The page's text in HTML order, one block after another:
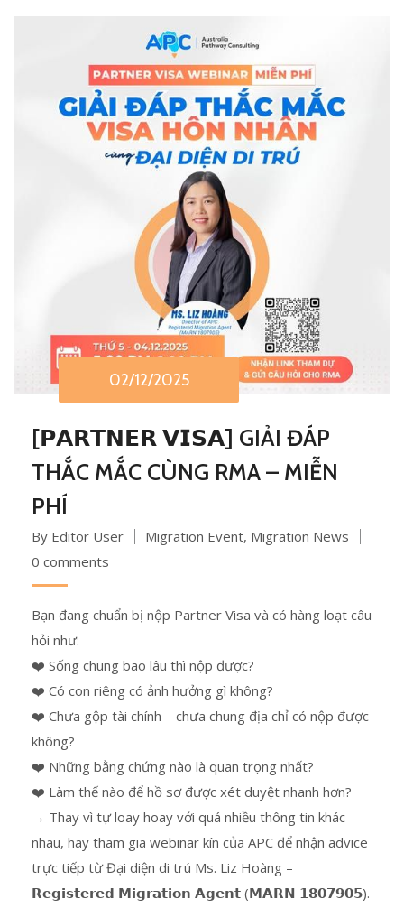
02/12/2025
[𝗣𝗔𝗥𝗧𝗡𝗘𝗥 𝗩𝗜𝗦𝗔] GIẢI ĐÁP
THẮC MẮC CÙNG RMA – MIỄN
PHÍ
By Editor User Migration Event, Migration News
0 comments
Bạn đang chuẩn bị nộp Partner Visa và có hàng loạt câu
hỏi như:
❤️ Sống chung bao lâu thì nộp được?
❤️ Có con riêng có ảnh hưởng gì không?
❤️ Chưa gộp tài chính – chưa chung địa chỉ có nộp được
không?
❤️ Những bằng chứng nào là quan trọng nhất?
❤️ Làm thế nào để hồ sơ được xét duyệt nhanh hơn?
→ Thay vì tự loay hoay với quá nhiều thông tin khác
nhau, hãy tham gia webinar kín của APC để nhận advice
trực tiếp từ Đại diện di trú Ms. Liz Hoàng –
𝗥𝗲𝗴𝗶𝘀𝘁𝗲𝗿𝗲𝗱 𝗠𝗶𝗴𝗿𝗮𝘁𝗶𝗼𝗻 𝗔𝗴𝗲𝗻𝘁 (𝗠𝗔𝗥𝗡 𝟭𝟴𝟬𝟳𝟵𝟬𝟱).